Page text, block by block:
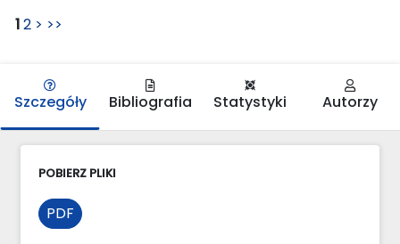
12 > >>
Szczegóły Bibliografia Statystyki Autorzy
POBIERZ PLIKI
PDF